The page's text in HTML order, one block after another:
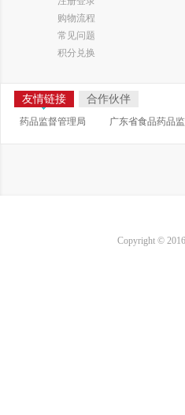
购物流程
常见问题
积分兑换
友情链接 合作伙伴
药品监督管理局 广东省食品药品
Copyright ©